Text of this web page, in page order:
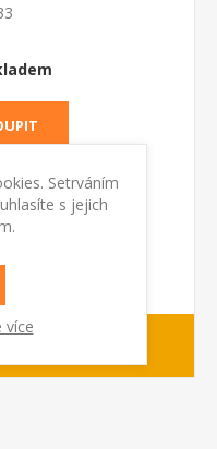
Setrváním
s jejich
více